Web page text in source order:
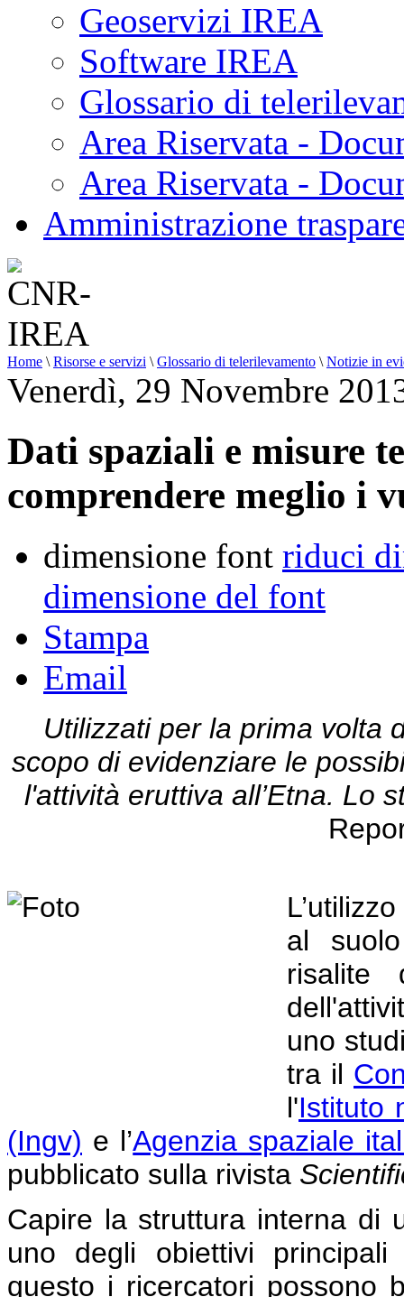
Geoservizi IREA
Software IREA
Glossario di
Area Riservata -
Area Riservata -
Amministrazione
Home \ Risorse e servizi \ Glossario di telerilevamento \ Notizie in
Venerdì, 29 Novembre
Dati spaziali e misure
comprendere meglio i
dimensione font riduci
dimensione del font
Stampa
Email
Utilizzati per la prima volta
scopo di evidenziare le
l'attività eruttiva all’Etna. Lo
al
risalite
uno
tra il
l'Istituto
(Ingv) e l’Agenzia spaziale
pubblicato sulla rivista
Capire la struttura interna di
uno degli obiettivi
questo i ricercatori possono